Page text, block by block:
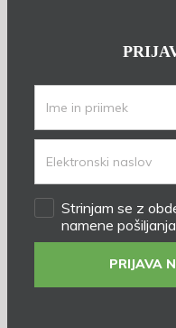
Strinjam se z
namene
PRIJAVA